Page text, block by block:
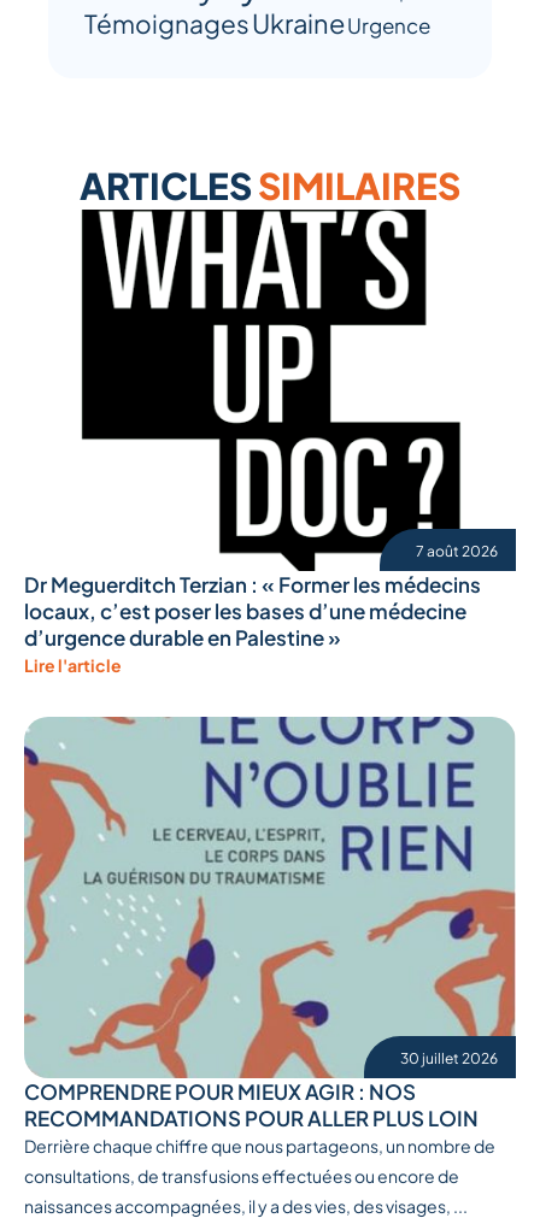
TémoignagesUkraineUrgence
ARTICLESSIMILAIRES
7 août 2026
Dr Meguerditch Terzian : « Former les médecins
locaux, c’est poser les bases d’une médecine
d’urgence durable en Palestine »
Lire l'article
30 juillet 2026
COMPRENDRE POUR MIEUX AGIR : NOS
RECOMMANDATIONS POUR ALLER PLUS LOIN
Derrière chaque chiffre que nous partageons, un nombre de
consultations, de transfusions effectuées ou encore de
naissances accompagnées, il y a des vies, des visages, ...